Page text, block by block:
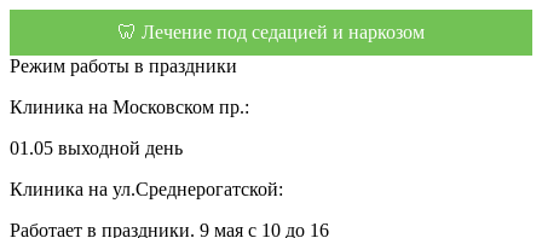
🦷 Лечение под седацией и наркозом
Режим работы в праздники
Клиника на Московском пр.:
01.05 выходной день
Клиника на ул.Среднерогатской:
Работает в праздники. 9 мая с 10 до 16